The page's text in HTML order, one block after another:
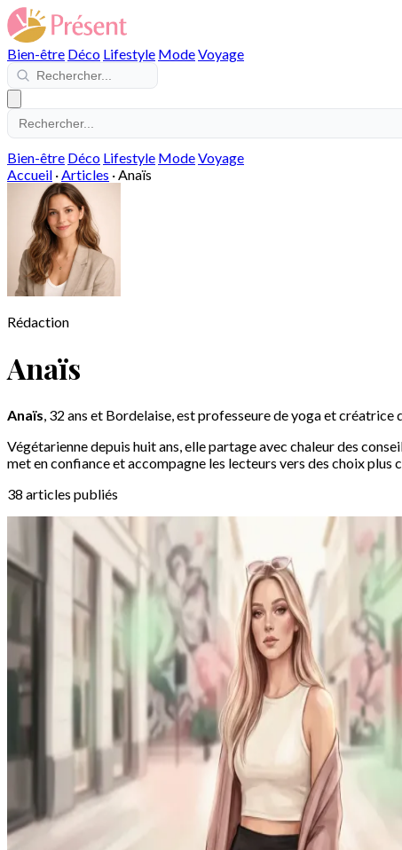
Bien-être Déco Lifestyle ModeVoyage
Bien-être Déco Lifestyle ModeVoyage
Accueil ·Articles ·Anaïs
Rédaction
Anaïs
Anaïs, 32 ans et Bordelaise, est professeure de yoga et
Végétarienne depuis huit ans, elle partage avec chaleur des
met en confiance et accompagne les lecteurs vers des choix plus
38 articles publiés